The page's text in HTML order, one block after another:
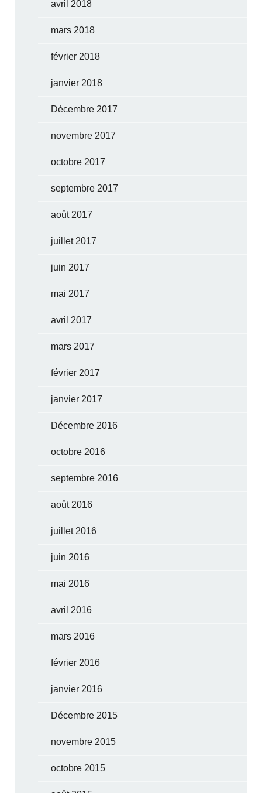
avril 2018
mars 2018
février 2018
janvier 2018
Décembre 2017
novembre 2017
octobre 2017
septembre 2017
août 2017
juillet 2017
juin 2017
mai 2017
avril 2017
mars 2017
février 2017
janvier 2017
Décembre 2016
octobre 2016
septembre 2016
août 2016
juillet 2016
juin 2016
mai 2016
avril 2016
mars 2016
février 2016
janvier 2016
Décembre 2015
novembre 2015
octobre 2015